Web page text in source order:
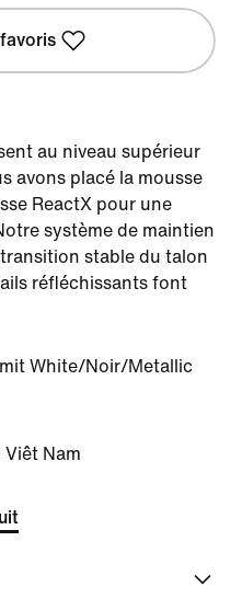
au niveau supérieur
avons placé la mousse
ReactX pour une
système de maintien
stable du talon
réfléchissants font
White/Noir/Metallic
Nam